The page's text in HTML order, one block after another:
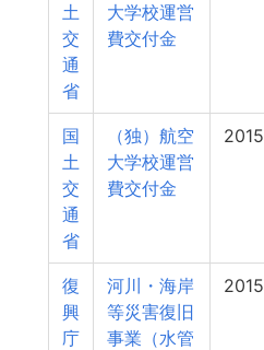
土
交
通
省
大学校運営
費交付金
国
土
交
通
省
（独）航空
大学校運営
費交付金
2015
復
興
庁
河川・海岸
等災害復旧
事業（水管
2015